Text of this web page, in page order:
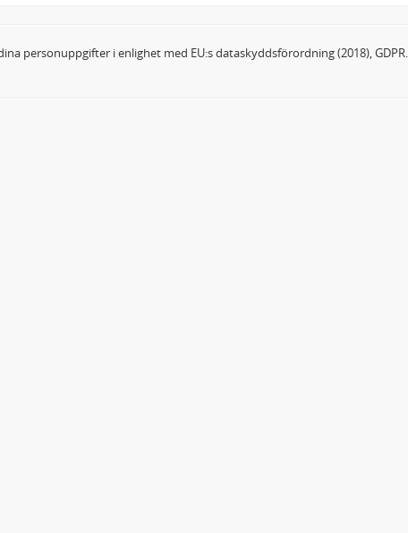
personuppgifter i enlighet med EU:s dataskyddsförordning (2018), GDPR.